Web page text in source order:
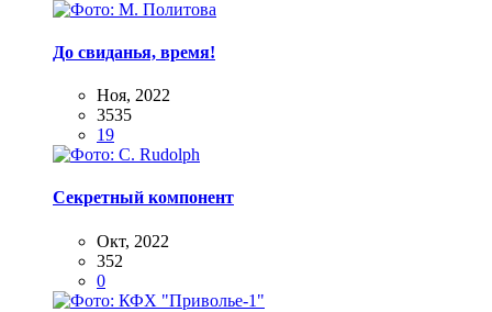
До свиданья, время!
Ноя, 2022
3535
19
Секретный компонент
Окт, 2022
352
0